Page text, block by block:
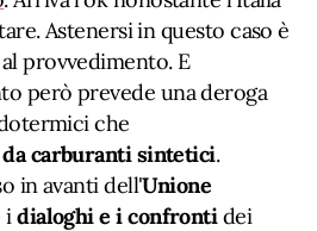
Astenersi in questo caso è
provvedimento. E
però prevede una deroga
che
carburanti sintetici.
in avanti dell'Unione
idialoghi e i confrontidei